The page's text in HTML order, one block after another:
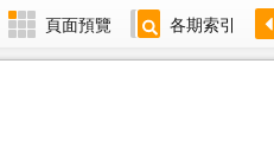
頁面預覽 各期索引